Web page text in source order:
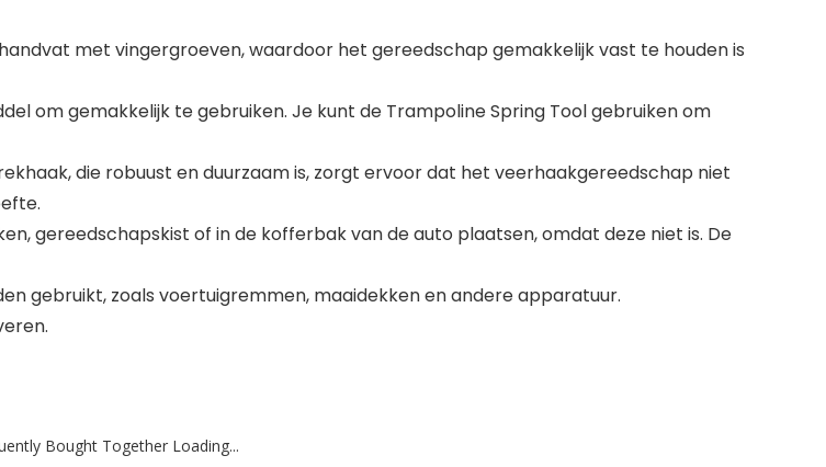
met vingergroeven, waardoor het gereedschap gemakkelijk vast te houden is
om gemakkelijk te gebruiken. Je kunt de Trampoline Spring Tool gebruiken om
die robuust en duurzaam is, zorgt ervoor dat het veerhaakgereedschap niet
gereedschapskist of in de kofferbak van de auto plaatsen, omdat deze niet is. De
gebruikt, zoals voertuigremmen, maaidekken en andere apparatuur.
Bought Together Loading...